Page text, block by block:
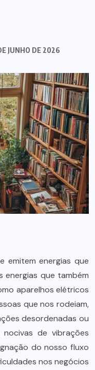
JUNHO DE 2026
emitem energias que
energias que também
aparelhos elétricos
que nos rodeiam,
desordenadas ou
de vibrações
do nosso fluxo
nos negócios